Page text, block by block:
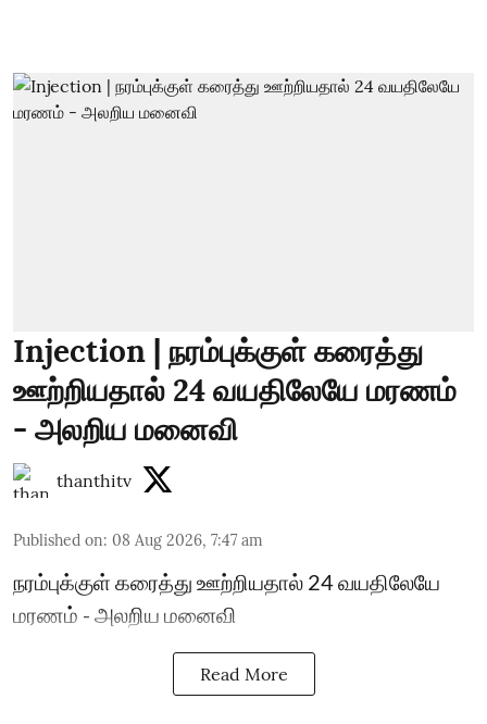
Injection | நரம்புக்குள் கரைத்து
ஊற்றியதால் 24 வயதிலேயே மரணம்
- அலறிய மனைவி
thanthitv
Published on: 08 Aug 2026, 7:47 am
நரம்புக்குள் கரைத்து ஊற்றியதால் 24 வயதிலேயே
மரணம் - அலறிய மனைவி
Read More